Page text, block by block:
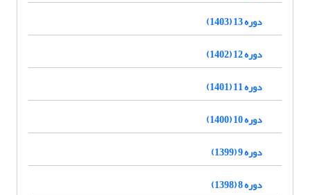
دوره 13 (1403)
دوره 12 (1402)
دوره 11 (1401)
دوره 10 (1400)
دوره 9 (1399)
دوره 8 (1398)